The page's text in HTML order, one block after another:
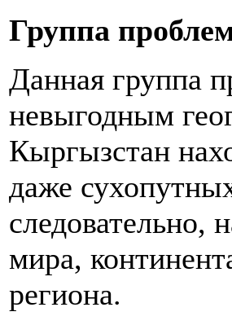
Группа
Данная группа
невыгодным
Кыргызстан
даже
следовательно,
мира,
региона.